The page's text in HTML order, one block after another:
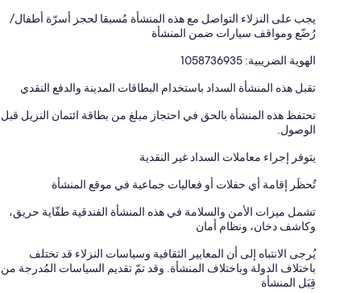
يجب على النزلاء التواصل مع هذه المنشأة مُسبقا لحجز أسرّة أطفال/
رُضّع ومواقف سيارات ضمن المنشأة
الهوية الضريبية: 1058736935
تقبل هذه المنشأة السداد باستخدام البطاقات المدينة والدفع النقدي
تحتفظ هذه المنشأة بالحق في احتجاز مبلغ من بطاقة ائتمان النزيل قبل
الوصول.
يتوفر إجراء معاملات السداد غير النقدية
تُحظَر إقامة أي حفلات أو فعاليات جماعية في موقع المنشأة
تشمل ميزات الأمن والسلامة في هذه المنشأة الفندقية طفّاية حريق،
وكاشف دخان، ونظام أمان
يُرجى الانتباه إلى أن المعايير الثقافية وسياسات النزلاء قد تختلف
باختلاف الدولة وباختلاف المنشأة. وقد تمّ تقديم السياسات المُدرجة من
قِبَل المنشأة